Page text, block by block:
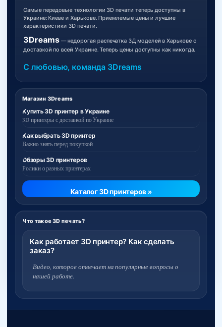
Магазин 3Dreams
Купить 3D принтер в Украине
3D принтеры с доставкой по Украине
Как выбрать 3D принтер
Важно знать перед покупкой
Обзоры 3D принтеров
Ролики о разных принтерах
Каталог 3D принтеров »
Что такое 3D печать?
Как работает 3D принтер? Как сделать
заказ?
Видео, которое отвечает на популярные вопросы о
нашей работе.
Самые передовые технологии 3D печати теперь доступны в
Украине: Киеве и Харькове. Приемлемые цены и лучшие
характеристики 3D печати.
3Dreams— недорогая распечатка 3Д моделей в Харькове с
доставкой по всей Украине. Теперь цены доступны как никогда.
С любовью, команда 3Dreams